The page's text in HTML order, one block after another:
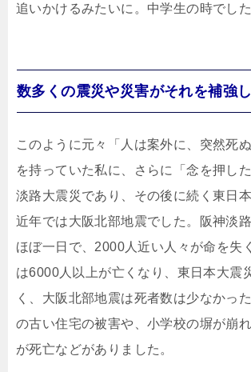
追いかけるみたいに。中学生の時でした
数多くの震災や災害がそれを補強
このように元々「人は案外に、突然死
を持っていた私に、さらに「念を押し
淡路大震災であり、その後に続く東日
近年では大阪北部地震でした。阪神淡路
ほぼ一日で、2000人近い人々が命を失
は6000人以上が亡くなり、東日本大震
く、大阪北部地震は死者数は少なかっ
の古い住宅の被害や、小学校の塀が崩
が死亡などがありました。